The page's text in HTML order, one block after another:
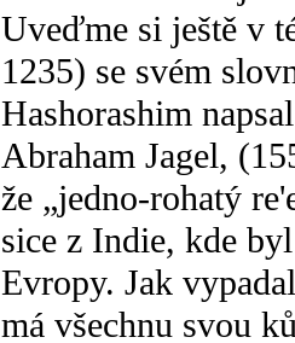
Uveďme si ještě v
1235) se svém
Hashorashim
Abraham Jagel,
že „jedno-rohatý
sice z Indie, kde
Evropy. Jak
má všechnu svou